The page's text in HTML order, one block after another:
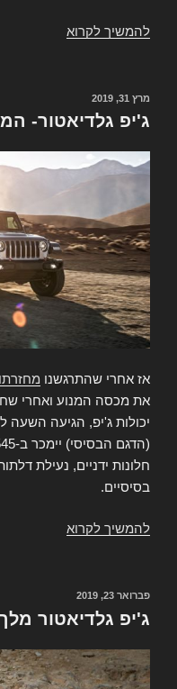
להמשיך לקרוא
ג'יפ
פורסם
ב
מרץ 31, 2019
ג'יפ גלדיאטור-
אז אחרי שהתרגשנו
את מכסה המנוע ואחרי
יכולות ג'יפ, הגיעה השעה
בסיסיים.
להמשיך לקרוא
פורסם
פברואר 23, 2019
ג'יפ גלדיאטור